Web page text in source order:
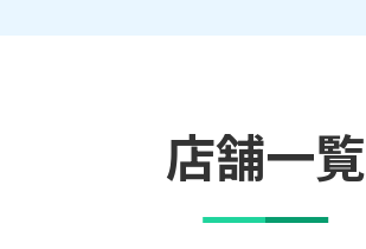
店舗一覧